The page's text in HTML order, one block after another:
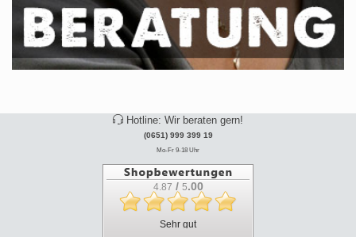
Hotline: Wir beraten gern!
(0651) 999 399 19
Mo-Fr 9-18 Uhr
4.87 / 5.00
Sehr gut